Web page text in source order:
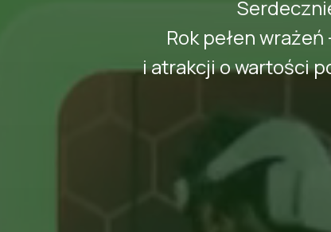
Rok pełen
i atrakcji o wartości